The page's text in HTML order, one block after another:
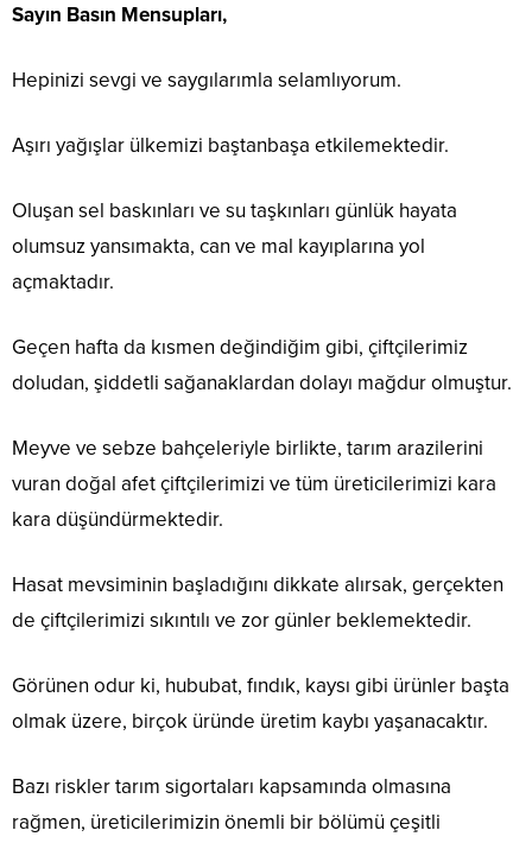
Sayın Basın Mensupları,
Hepinizi sevgi ve saygılarımla selamlıyorum.
Aşırı yağışlar ülkemizi baştanbaşa etkilemektedir.
Oluşan sel baskınları ve su taşkınları günlük hayata
olumsuz yansımakta, can ve mal kayıplarına yol
açmaktadır.
Geçen hafta da kısmen değindiğim gibi, çiftçilerimiz
doludan, şiddetli sağanaklardan dolayı mağdur olmuştur.
Meyve ve sebze bahçeleriyle birlikte, tarım arazilerini
vuran doğal afet çiftçilerimizi ve tüm üreticilerimizi kara
kara düşündürmektedir.
Hasat mevsiminin başladığını dikkate alırsak, gerçekten
de çiftçilerimizi sıkıntılı ve zor günler beklemektedir.
Görünen odur ki, hububat, fındık, kaysı gibi ürünler başta
olmak üzere, birçok üründe üretim kaybı yaşanacaktır.
Bazı riskler tarım sigortaları kapsamında olmasına
rağmen, üreticilerimizin önemli bir bölümü çeşitli